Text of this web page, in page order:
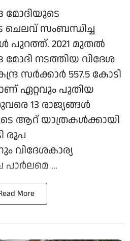
മോദിയുടെ
ചെലവ് സംബന്ധിച്ച
2021 മുതല്‍
മോദി നടത്തിയ വിദേശ
സര്‍ക്കാര്‍ 557.5 കോടി
ഏറ്റവും പുതിയ
13 രാജ്യങ്ങള്‍
ആറ് യാത്രകള്‍ക്കായി
രൂപ
വിദേശകാര്യ
പാര്‍ലമെ ...
More